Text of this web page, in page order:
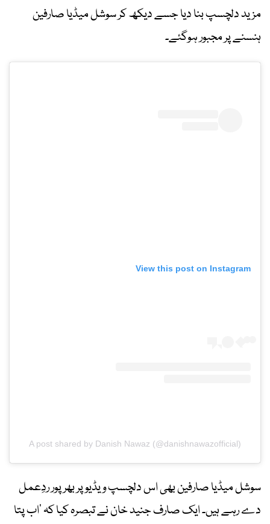
مزید دلچسپ بنا دیا جسے دیکھ کر سوشل میڈیا صارفین
ہنسنے پر مجبور ہوگئے۔
View this post on Instagram
A post shared by Danish Nawaz (@danishnawazofficial)
سوشل میڈیا صارفین بھی اس دلچسپ ویڈیو پر بھرپور ردِعمل
دے رہے ہیں۔ ایک صارف جنید خان نے تبصرہ کیا کہ ’اب پتا